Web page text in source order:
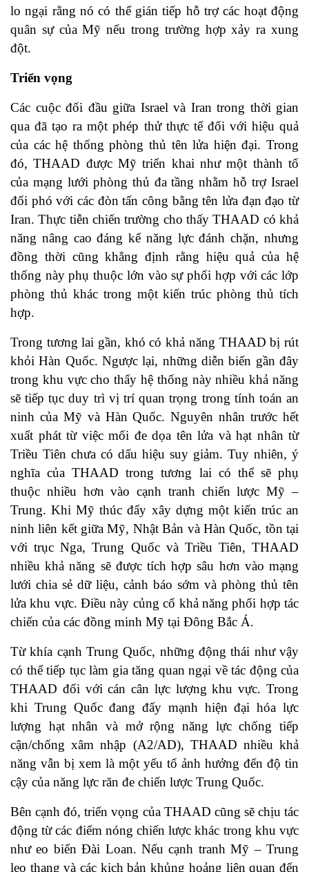
lo ngại rằng nó có thể gián tiếp hỗ trợ các hoạt động
quân sự của Mỹ nếu trong trường hợp xảy ra xung
đột.
Triển vọng
Các cuộc đối đầu giữa Israel và Iran trong thời gian
qua đã tạo ra một phép thử thực tế đối với hiệu quả
của các hệ thống phòng thủ tên lửa hiện đại. Trong
đó, THAAD được Mỹ triển khai như một thành tố
của mạng lưới phòng thủ đa tầng nhằm hỗ trợ Israel
đối phó với các đòn tấn công bằng tên lửa đạn đạo từ
Iran. Thực tiễn chiến trường cho thấy THAAD có khả
năng nâng cao đáng kể năng lực đánh chặn, nhưng
đồng thời cũng khẳng định rằng hiệu quả của hệ
thống này phụ thuộc lớn vào sự phối hợp với các lớp
phòng thủ khác trong một kiến trúc phòng thủ tích
hợp.
Trong tương lai gần, khó có khả năng THAAD bị rút
khỏi Hàn Quốc. Ngược lại, những diễn biến gần đây
trong khu vực cho thấy hệ thống này nhiều khả năng
sẽ tiếp tục duy trì vị trí quan trọng trong tính toán an
ninh của Mỹ và Hàn Quốc. Nguyên nhân trước hết
xuất phát từ việc mối đe dọa tên lửa và hạt nhân từ
Triều Tiên chưa có dấu hiệu suy giảm. Tuy nhiên, ý
nghĩa của THAAD trong tương lai có thể sẽ phụ
thuộc nhiều hơn vào cạnh tranh chiến lược Mỹ –
Trung. Khi Mỹ thúc đẩy xây dựng một kiến trúc an
ninh liên kết giữa Mỹ, Nhật Bản và Hàn Quốc, tồn tại
với trục Nga, Trung Quốc và Triều Tiên, THAAD
nhiều khả năng sẽ được tích hợp sâu hơn vào mạng
lưới chia sẻ dữ liệu, cảnh báo sớm và phòng thủ tên
lửa khu vực. Điều này củng cố khả năng phối hợp tác
chiến của các đồng minh Mỹ tại Đông Bắc Á.
Từ khía cạnh Trung Quốc, những động thái như vậy
có thể tiếp tục làm gia tăng quan ngại về tác động của
THAAD đối với cán cân lực lượng khu vực. Trong
khi Trung Quốc đang đẩy mạnh hiện đại hóa lực
lượng hạt nhân và mở rộng năng lực chống tiếp
cận/chống xâm nhập (A2/AD), THAAD nhiều khả
năng vẫn bị xem là một yếu tố ảnh hưởng đến độ tin
cậy của năng lực răn đe chiến lược Trung Quốc.
Bên cạnh đó, triển vọng của THAAD cũng sẽ chịu tác
động từ các điểm nóng chiến lược khác trong khu vực
như eo biển Đài Loan. Nếu cạnh tranh Mỹ – Trung
leo thang và các kịch bản khủng hoảng liên quan đến